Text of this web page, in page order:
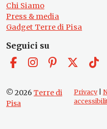
Chi Siamo
Press & media
Gadget Terre di Pisa
Seguici su
© 2026 Terre di
Pisa
Privacy|